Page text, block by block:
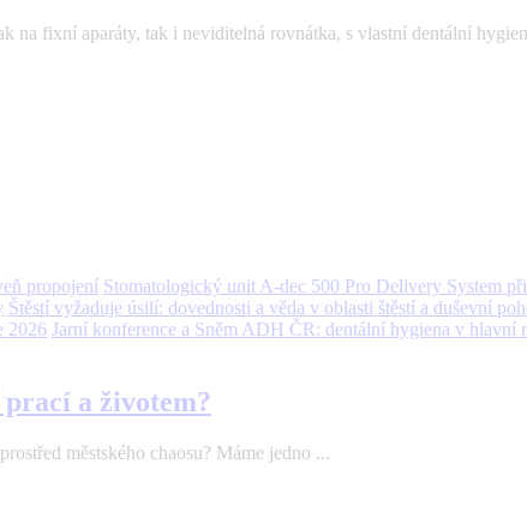
na fixní aparáty, tak i neviditelná rovnátka, s vlastní dentální
Stomatologický unit A-dec 500 Pro Delivery System
Štěstí vyžaduje úsilí: dovednosti a věda v oblasti štěstí a duševní
Jarní konference a Sněm ADH ČR: dentální hygiena v hlavní
a životem?
městského chaosu? Máme jedno ...